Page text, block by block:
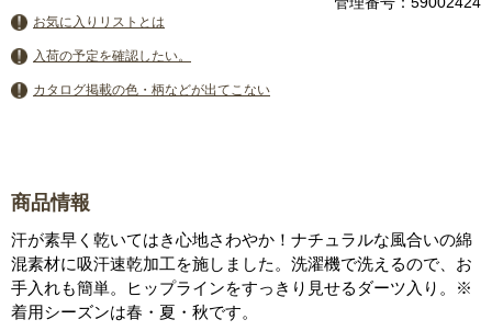
お気に入りリストとは
入荷の予定を確認したい。
カタログ掲載の色・柄などが出てこない
商品情報
汗が素早く乾いてはき心地さわやか！ナチュラルな風合いの綿
混素材に吸汗速乾加工を施しました。洗濯機で洗えるので、お
手入れも簡単。ヒップラインをすっきり見せるダーツ入り。※
着用シーズンは春・夏・秋です。